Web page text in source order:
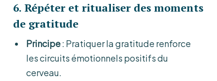
6. Répéter et ritualiser des moments
de gratitude
Principe: Pratiquer la gratitude renforce
les circuits émotionnels positifs du
cerveau.